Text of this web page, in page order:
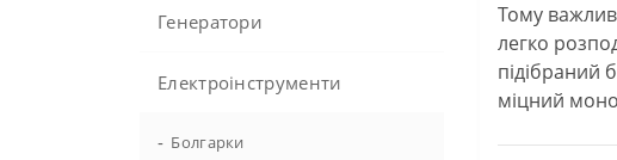
Генератори
Електроінструменти
- Болгарки
Тому
легко
підібраний
міцний